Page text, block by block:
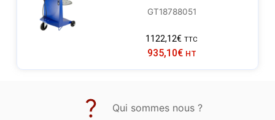
GT18788051
1122,12€ TTC
935,10€ HT
Qui sommes nous ?